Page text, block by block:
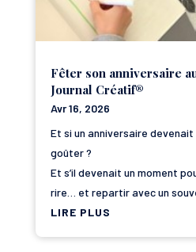
Fêter son anniversaire
Journal Créatif®
Avr 16, 2026
Et si un anniversaire devenait
goûter ?
Et s’il devenait un moment
rire… et repartir avec un
LIRE PLUS